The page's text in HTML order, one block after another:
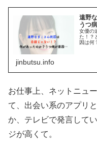
遠野
うつ
女優の
た！？
因は何
jinbutsu.info
お仕事上、ネットニュ
て、出会い系のアプリ
か、テレビで発言して
ジが高くて。